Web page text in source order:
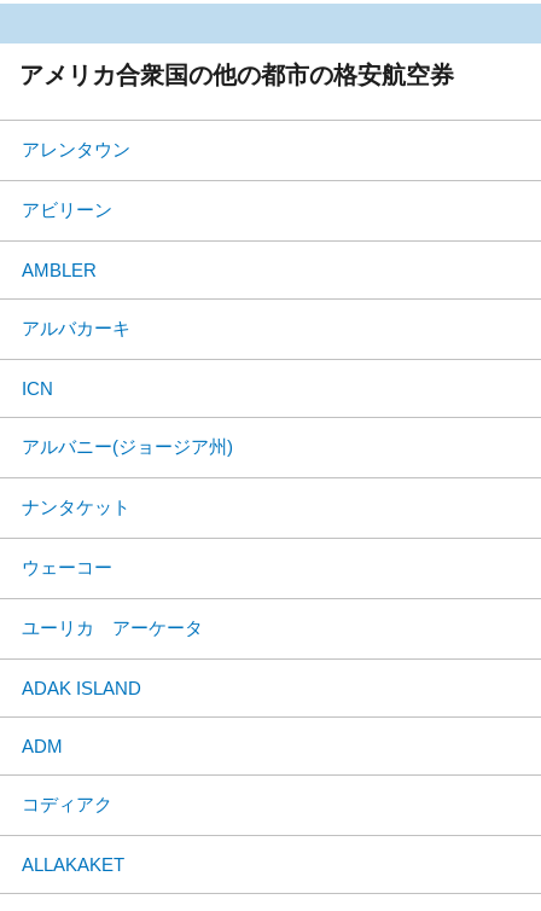
アメリカ合衆国の他の都市の格安航空券
アレンタウン
アビリーン
AMBLER
アルバカーキ
ICN
アルバニー(ジョージア州)
ナンタケット
ウェーコー
ユーリカ アーケータ
ADAK ISLAND
ADM
コディアク
ALLAKAKET